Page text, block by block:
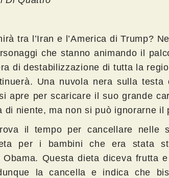
tra l’Iran e l’America di Trump?
che stanno animando il
di destabilizzazione di tutta la
Una nuvola nera sulla testa
apre per scaricare il suo grande
di niente, ma non si può ignorarne il
il tempo per cancellare nelle
per i bambini che era stata
Obama. Questa dieta diceva frutta
la cancella e indica che